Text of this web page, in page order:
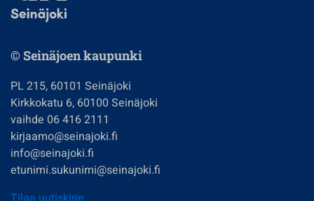
© Seinäjoen kaupunki
PL 215, 60101 Seinäjoki
Kirkkokatu 6, 60100 Seinäjoki
vaihde 06 416 2111
kirjaamo@seinajoki.fi
info@seinajoki.fi
etunimi.sukunimi@seinajoki.fi